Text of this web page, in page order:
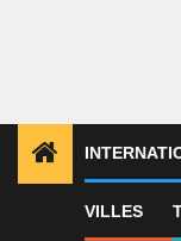
VILLES
International